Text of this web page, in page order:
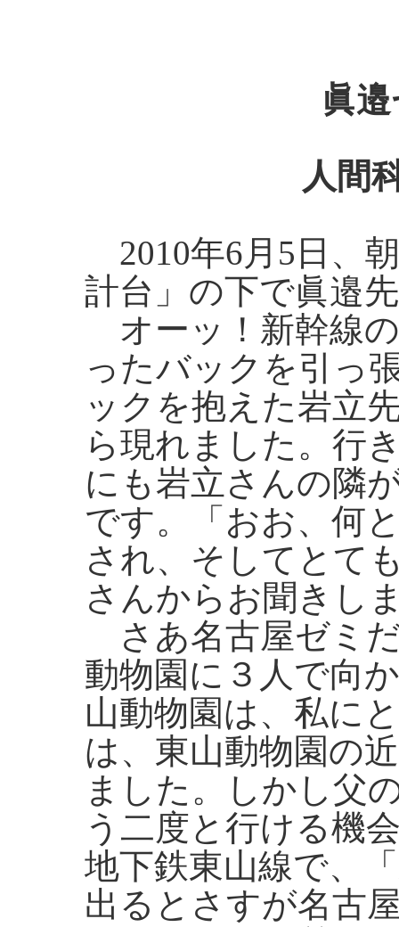
眞
人間
2010年6月5日、
計台」の下で眞邉
オーッ！新幹線
ったバックを引っ
ックを抱えた岩立
ら現れました。行
にも岩立さんの隣
です。「おお、何
され、そしてとて
さんからお聞きし
さあ名古屋ゼミ
動物園に３人で向
山動物園は、私に
は、東山動物園の
ました。しかし父
う二度と行ける機
地下鉄東山線で、
出るとさすが名古